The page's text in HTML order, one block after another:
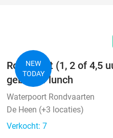
NEW
TODAY
Rondvaart (1, 2 of 4,5
gebak of lunch
Waterpoort Rondvaarten
De Heen (+3 locaties)
Verkocht: 7